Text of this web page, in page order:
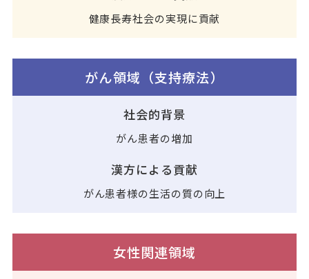
健康長寿社会の実現に貢献
がん領域（支持療法）
社会的背景
がん患者の増加
漢方による貢献
がん患者様の生活の質の向上
女性関連領域